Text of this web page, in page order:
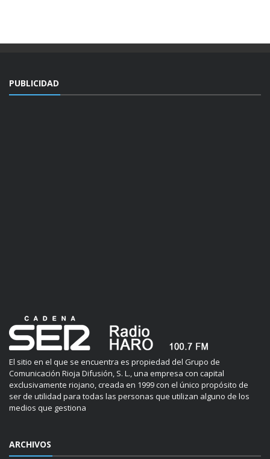
PUBLICIDAD
El sitio en el que se encuentra es propiedad del Grupo de
Comunicación Rioja Difusión, S. L., una empresa con capital
exclusivamente riojano, creada en 1999 con el único propósito de
ser de utilidad para todas las personas que utilizan alguno de los
medios que gestiona
ARCHIVOS